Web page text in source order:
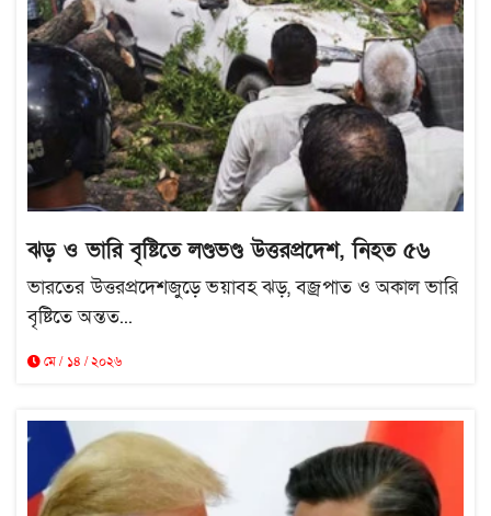
ঝড় ও ভারি বৃষ্টিতে লণ্ডভণ্ড উত্তরপ্রদেশ, নিহত ৫৬
ভারতের উত্তরপ্রদেশজুড়ে ভয়াবহ ঝড়, বজ্রপাত ও অকাল ভারি
বৃষ্টিতে অন্তত...
মে / ১৪ / ২০২৬